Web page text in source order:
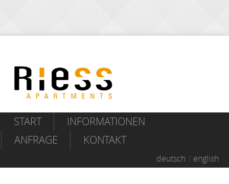
START
INFORMATIONEN
ANFRAGE
KONTAKT
deutsch english